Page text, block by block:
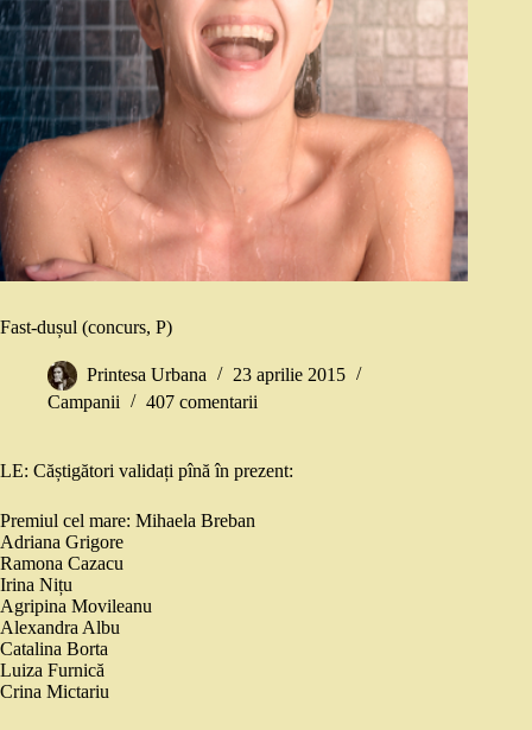
Fast-dușul (concurs, P)
Printesa Urbana
23 aprilie 2015
Campanii
407 comentarii
LE: Căștigători validați pînă în prezent:
Premiul cel mare: Mihaela Breban
Adriana Grigore
Ramona Cazacu
Irina Nițu
Agripina Movileanu
Alexandra Albu
Catalina Borta
Luiza Furnică
Crina Mictariu